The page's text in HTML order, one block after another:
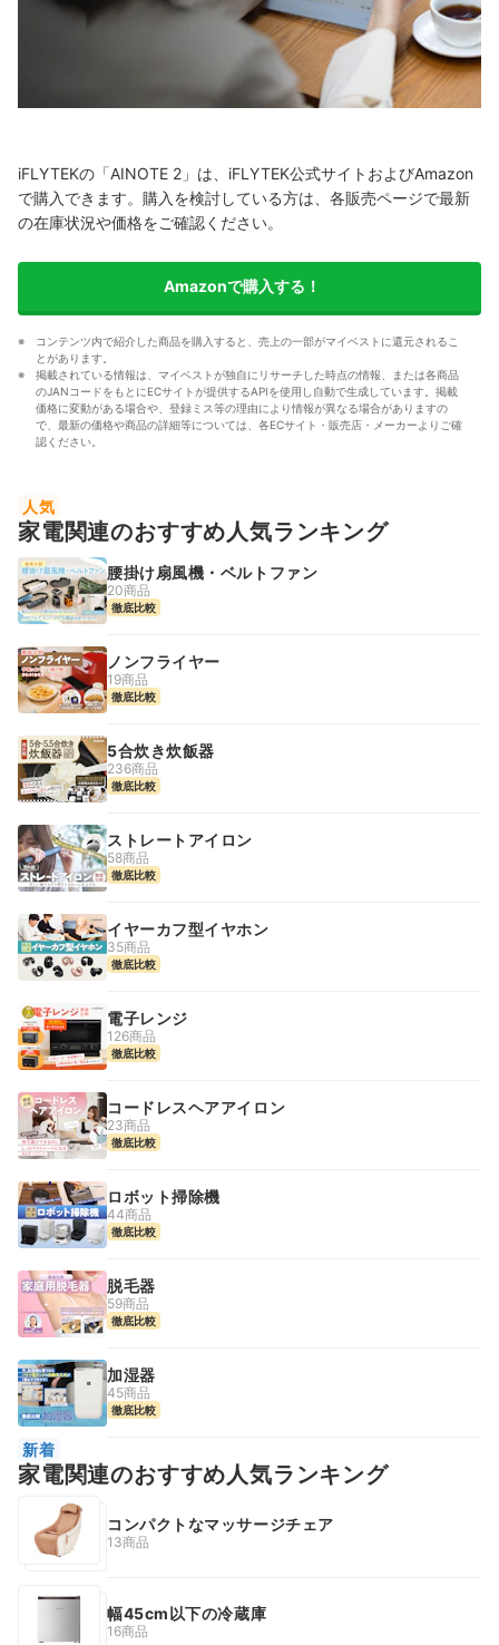
iFLYTEKの「AINOTE 2」は、iFLYTEK公式サイトおよびAmazon
で購入できます。購入を検討している方は、各販売ページで最新
の在庫状況や価格をご確認ください。
Amazonで購入する！
コンテンツ内で紹介した商品を購入すると、売上の一部がマイベストに還元されるこ
とがあります。
掲載されている情報は、マイベストが独自にリサーチした時点の情報、または各商品
のJANコードをもとにECサイトが提供するAPIを使用し自動で生成しています。掲載
価格に変動がある場合や、登録ミス等の理由により情報が異なる場合がありますの
で、最新の価格や商品の詳細等については、各ECサイト・販売店・メーカーよりご確
認ください。
人気
家電関連のおすすめ人気ランキング
腰掛け扇風機・ベルトファン
20商品
徹底比較
ノンフライヤー
19商品
徹底比較
5合炊き炊飯器
236商品
徹底比較
ストレートアイロン
58商品
徹底比較
イヤーカフ型イヤホン
35商品
徹底比較
電子レンジ
126商品
徹底比較
コードレスヘアアイロン
23商品
徹底比較
ロボット掃除機
44商品
徹底比較
脱毛器
59商品
徹底比較
加湿器
45商品
徹底比較
新着
家電関連のおすすめ人気ランキング
コンパクトなマッサージチェア
13商品
幅45cm以下の冷蔵庫
16商品